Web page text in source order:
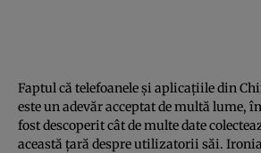
Faptul că telefoanele şi aplicaţiile din
este un adevăr acceptat de multă lume,
fost descoperit cât de multe date
această ţară despre utilizatorii săi.